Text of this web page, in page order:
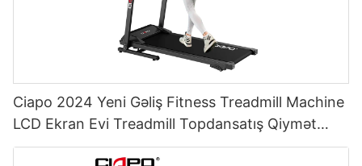
Ciapo 2024 Yeni Gəliş Fitness Treadmill Machine
LCD Ekran Evi Treadmill Topdansatış Qiymət
Elektrikli Treadmills Ev üçün